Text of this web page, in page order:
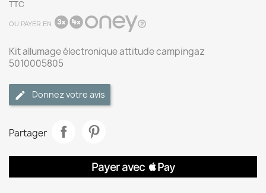
TTC
OU PAYER EN
Kit allumage électronique attitude campingaz
5010005805
Donnez votre avis
Partager